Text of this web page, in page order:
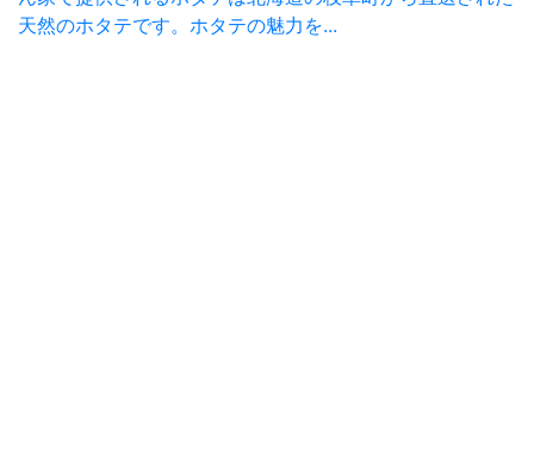
天然のホタテです。ホタテの魅力を...